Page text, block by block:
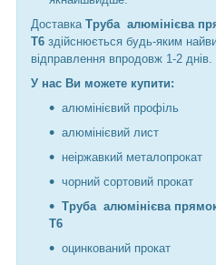
Доставка Труба алюмінієва
Т6 здійснюється будь-яким
відправлення впродовж 1-2 днів.
У нас Ви можете купити:
алюмінієвий профіль
алюмінієвий лист
неіржавкий металопрокат
чорний сортовий прокат
Труба алюмінієва
Т6
оцинкований прокат